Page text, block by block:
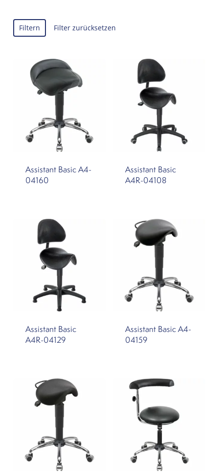
Filtern Filter zurücksetzen
Assistant Basic A4-
04160
Assistant Basic
A4R-04108
Assistant Basic
A4R-04129
Assistant Basic A4-
04159